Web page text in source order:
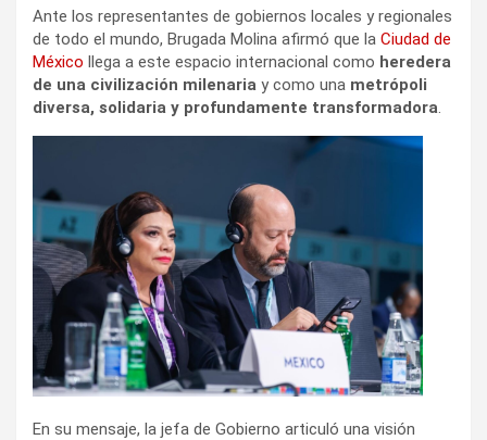
Ante los representantes de gobiernos locales y regionales
de todo el mundo, Brugada Molina afirmó que la Ciudad de
México llega a este espacio internacional como heredera
de una civilización milenaria y como una metrópoli
diversa, solidaria y profundamente transformadora.
En su mensaje, la jefa de Gobierno articuló una visión